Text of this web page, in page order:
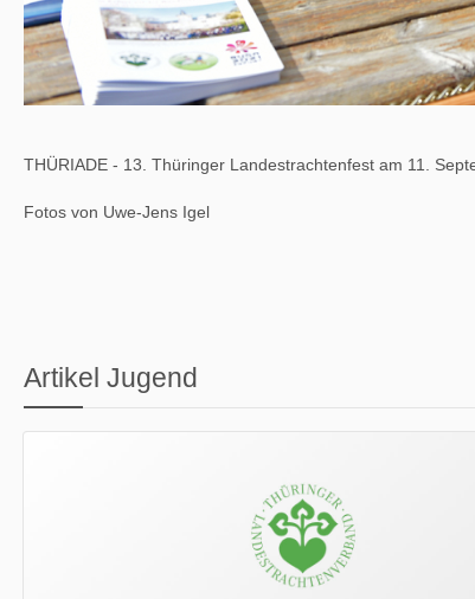
THÜRIADE - 13. Thüringer Landestrachtenfest am 11.
Fotos von Uwe-Jens Igel
Artikel Jugend